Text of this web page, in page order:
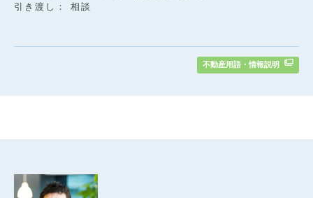
引き渡し： 相談
不動産用語・情報説明